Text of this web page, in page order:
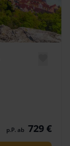
p.P. ab 729 €